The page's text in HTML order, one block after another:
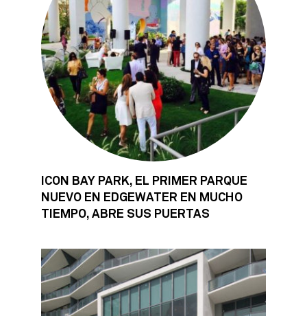
ICON BAY PARK, EL PRIMER PARQUE
NUEVO EN EDGEWATER EN MUCHO
TIEMPO, ABRE SUS PUERTAS